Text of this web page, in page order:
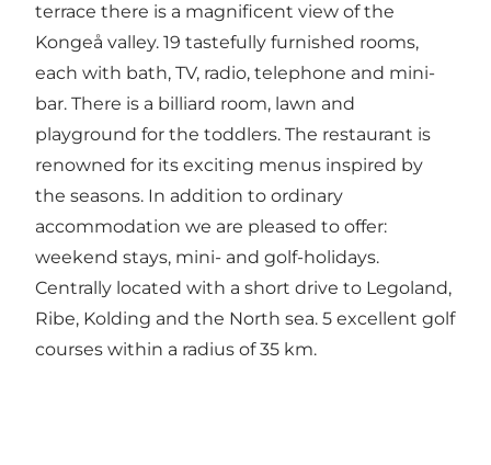
terrace there is a magnificent view of the
Kongeå valley. 19 tastefully furnished rooms,
each with bath, TV, radio, telephone and mini-
bar. There is a billiard room, lawn and
playground for the toddlers. The restaurant is
renowned for its exciting menus inspired by
the seasons. In addition to ordinary
accommodation we are pleased to offer:
weekend stays, mini- and golf-holidays.
Centrally located with a short drive to Legoland,
Ribe, Kolding and the North sea. 5 excellent golf
courses within a radius of 35 km.